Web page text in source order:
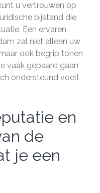
u vertrouwen op
bijstand die
Een ervaren
zal niet alleen uw
ook begrip tonen
vaak gepaard gaan
ondersteund voelt
en
de
je een